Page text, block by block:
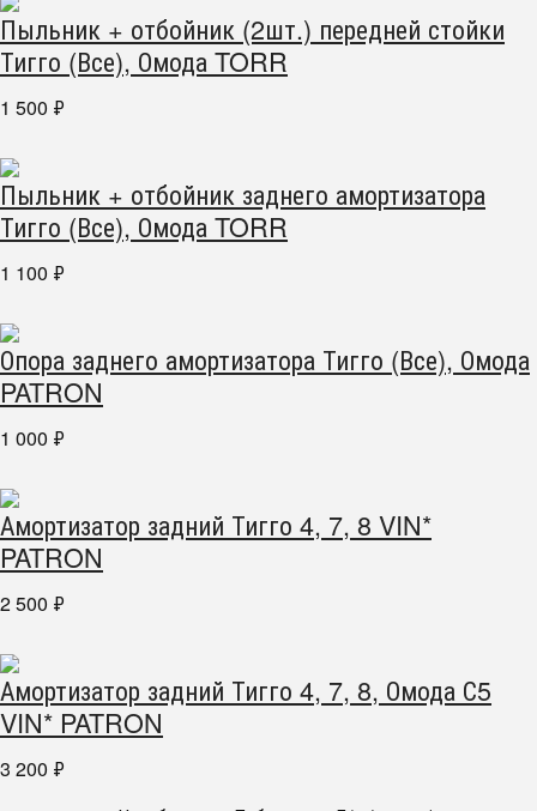
Пыльник + отбойник (2шт.) передней стойки
Тигго (Все), Омода TORR
1 500 ₽
Пыльник + отбойник заднего амортизатора
Тигго (Все), Омода TORR
1 100 ₽
Опора заднего амортизатора Тигго (Все), Омода
PATRON
1 000 ₽
Амортизатор задний Тигго 4, 7, 8 VIN*
PATRON
2 500 ₽
Амортизатор задний Тигго 4, 7, 8, Омода С5
VIN* PATRON
3 200 ₽